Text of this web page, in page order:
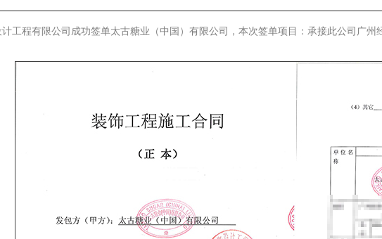
工程有限公司成功签单太古糖业（中国）有限公司，本次签单项目：承接此公司广州